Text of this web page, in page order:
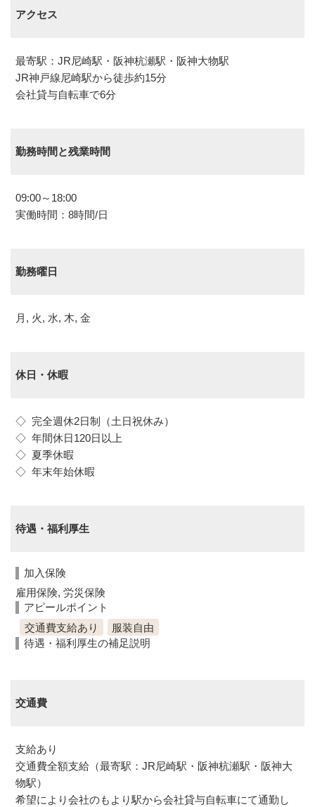
アクセス
最寄駅：JR尼崎駅・阪神杭瀬駅・阪神大物駅
JR神戸線尼崎駅から徒歩約15分
会社貸与自転車で6分
勤務時間と残業時間
09:00～18:00
実働時間：8時間/日
勤務曜日
月, 火, 水, 木, 金
休日・休暇
◇ 完全週休2日制（土日祝休み）
◇ 年間休日120日以上
◇ 夏季休暇
◇ 年末年始休暇
待遇・福利厚生
加入保険
雇用保険, 労災保険
アピールポイント
交通費支給あり
服装自由
待遇・福利厚生の補足説明
交通費
支給あり
交通費全額支給（最寄駅：JR尼崎駅・阪神杭瀬駅・阪神大
物駅）
希望により会社のもより駅から会社貸与自転車にて通勤し